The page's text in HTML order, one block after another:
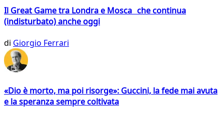
Il Great Game tra Londra e Mosca che continua
(indisturbato) anche oggi
di Giorgio Ferrari
«Dio è morto, ma poi risorge»: Guccini, la fede mai avuta
e la speranza sempre coltivata